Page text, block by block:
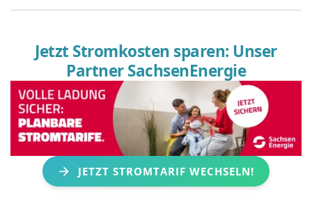
Jetzt Stromkosten sparen: Unser
Partner SachsenEnergie
JETZT STROMTARIF WECHSELN!